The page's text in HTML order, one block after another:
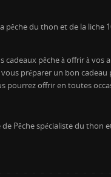
pêche du thon et de la liche
cadeaux pêche à offrir à vos
préparer un bon cadeau
pourrez offrir en toutes
de Pêche spécialiste du thon